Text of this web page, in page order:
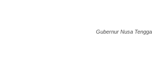
Gubernur Nusa